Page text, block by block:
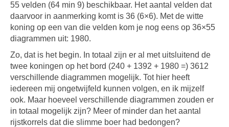
55 velden (64 min 9) beschikbaar. Het aantal velden dat
daarvoor in aanmerking komt is 36 (6×6). Met de witte
koning op een van die velden kom je nog eens op 36×55
diagrammen uit: 1980.
Zo, dat is het begin. In totaal zijn er al met uitsluitend de
twee koningen op het bord (240 + 1392 + 1980 =) 3612
verschillende diagrammen mogelijk. Tot hier heeft
iedereen mij ongetwijfeld kunnen volgen, en ik mijzelf
ook. Maar hoeveel verschillende diagrammen zouden er
in totaal mogelijk zijn? Meer of minder dan het aantal
rijstkorrels dat die slimme boer had bedongen?